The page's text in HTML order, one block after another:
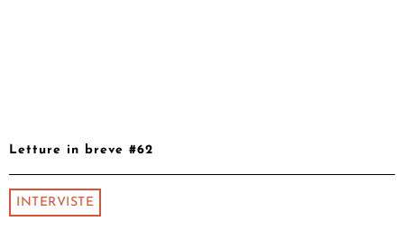
Letture in breve #62
INTERVISTE